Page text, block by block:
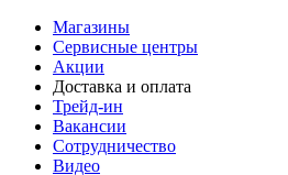
Магазины
Сервисные центры
Акции
Доставка и оплата
Трейд-ин
Вакансии
Сотрудничество
Видео